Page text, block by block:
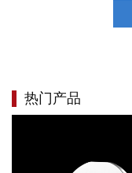
热门产品